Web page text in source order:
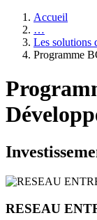
Accueil
…
Les solutions
Programme
RESEAU